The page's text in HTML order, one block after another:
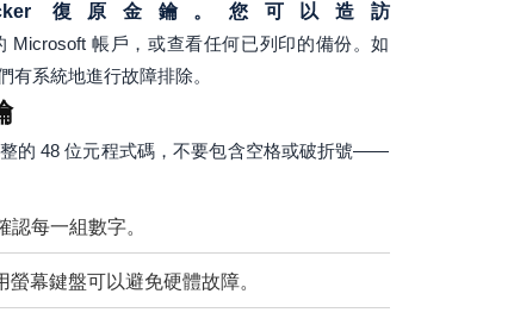
復原金鑰。您可以造訪
Microsoft 帳戶，或查看任何已列印的備份。如
系統地進行故障排除。
的 48 位元程式碼，不要包含空格或破折號——
每一組數字。
幕鍵盤可以避免硬體故障。